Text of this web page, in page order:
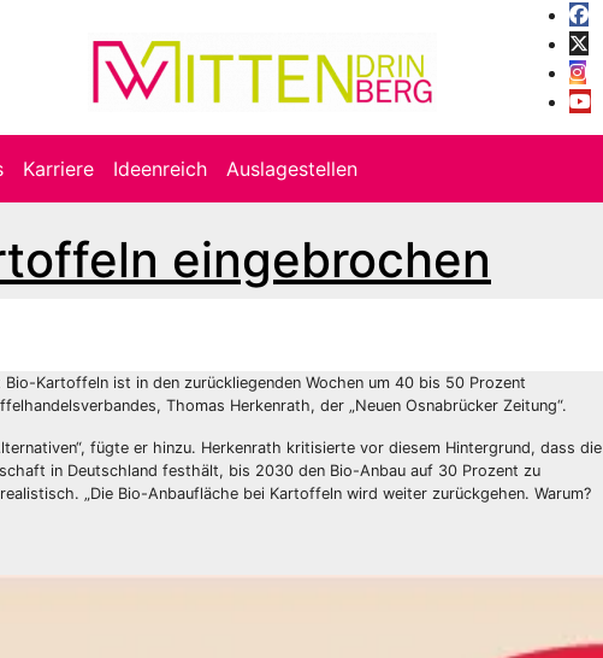
Karriere Ideenreich
Auslagestellen
eingebrochen
Bio-Kartoffeln ist in den zurückliegenden Wochen um 40 bis 50 Prozent
Thomas Herkenrath, der „Neuen Osnabrücker Zeitung“.
fügte er hinzu. Herkenrath kritisierte vor diesem Hintergrund, dass die
in Deutschland festhält, bis 2030 den Bio-Anbau auf 30 Prozent zu
„Die Bio-Anbaufläche bei Kartoffeln wird weiter zurückgehen. Warum?